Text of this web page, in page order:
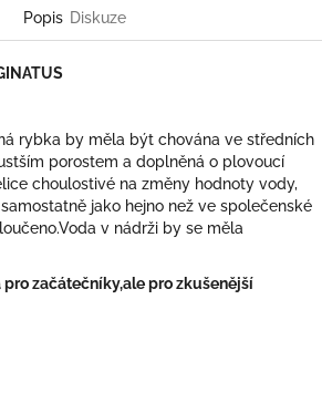
Popis Diskuze
rybka by měla být chována ve středních
porostem a doplněná o plovoucí
choulostivé na změny hodnoty vody,
jako hejno než ve společenské
v nádrži by se měla
začátečníky,ale pro zkušenější